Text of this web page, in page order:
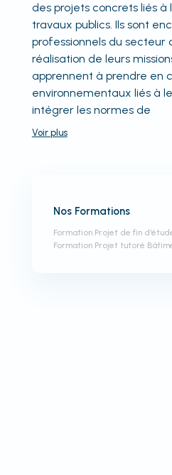
des projets concrets liés
travaux publics. Ils sont
professionnels du secteur
réalisation de leurs
apprennent à prendre en
environnementaux liés à
intégrer les normes de
Voir plus
Nos Formations
Formation Projet de fin
Formation Projet tutoré